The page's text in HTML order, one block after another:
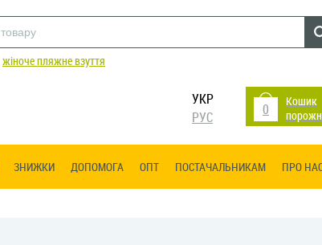
жіноче пляжне взуття
0
Кошик
УКР
РУС
ЗНИЖКИ ДОПОМОГА ОПТ ПОСТАЧАЛЬНИКАМ ПРО